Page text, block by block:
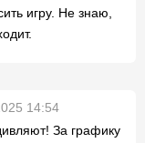
игру. Не знаю,
14:54
За графику